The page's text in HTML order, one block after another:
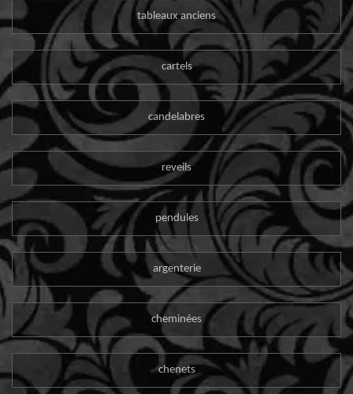
tableaux anciens
cartels
candelabres
reveils
pendules
argenterie
cheminées
chenets